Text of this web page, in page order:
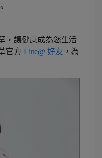
，讓健康成為您生活
官方 Line@ 好友 ，為